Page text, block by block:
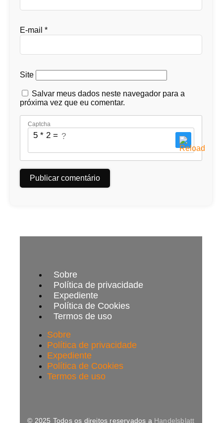
E-mail *
Site
Salvar meus dados neste navegador para a
próxima vez que eu comentar.
Captcha
5 * 2 = ?
Sobre
Política de privacidade
Expediente
Política de Cookies
Termos de uso
Sobre
Política de privacidade
Expediente
Política de Cookies
Termos de uso
© 2025 Todos os direitos reservados a Handelsblatt